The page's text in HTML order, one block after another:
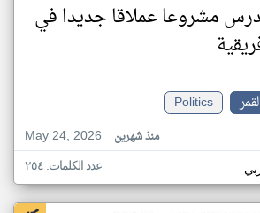
مشروعا عملاقا جديدا في
Politics
May 24, 2026
منذ شهرين
عدد الكلمات: ٢٥٤